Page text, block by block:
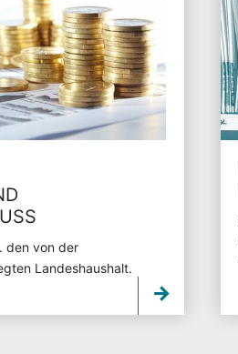
den von der
Landeshaushalt.